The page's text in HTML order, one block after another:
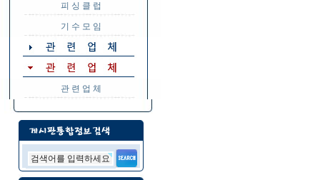
피 싱 클 럽
기 수 모 임
관 련 업 체